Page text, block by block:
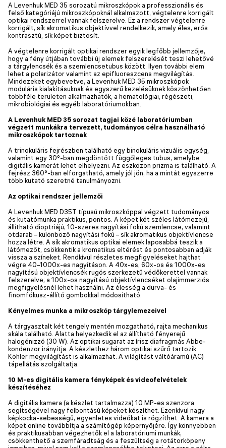
A Levenhuk MED 35 sorozatú mikroszkópok a professzionális és
felső kategóriájú mikroszkópoknál alkalmazott, végtelenre korrigált
optikai rendszerrel vannak felszerelve. Ez a rendszer végtelenre
korrigált, sík akromatikus objektívvel rendelkezik, amely éles, erős
kontrasztú, sík képet biztosít.
A végtelenre korrigált optikai rendszer egyik legfőbb jellemzője,
hogy a fény útjában további új elemek felszerelését teszi lehetővé
a tárgylencsék és a szemlencsetubus között. Ilyen további elem
lehet a polarizátor valamint az epifluoreszcens megvilágítás.
Mindezeket egybevetve, a Levenhuk MED 35 mikroszkópok
moduláris kialakításuknak és egyszerű kezelésüknek köszönhetően
többféle területen alkalmazhatók, a hematológiai, régészeti,
mikrobiológiai és egyéb laboratóriumokban.
A Levenhuk MED 35 sorozat tagjai közé laboratóriumban
végzett munkákra tervezett, tudományos célra használható
mikroszkópok tartoznak
A trinokuláris fejrészben található egy binokuláris vizuális egység,
valamint egy 30°-ban megdöntött függőleges tubus, amelybe
digitális kamerát lehet elhelyezni. Az eszközön prizma is található. A
fejrész 360°-ban elforgatható, amely jól jön, ha a mintát egyszerre
több kutató szeretné tanulmányozni.
Az optikai rendszer jellemzői
A Levenhuk MED D35T típusú mikroszkóppal végzett tudományos
és kutatómunka praktikus, pontos. A képet két széles látómezejű,
állítható dioptriájú, 10-szeres nagyítási fokú szemlencse, valamint
ötdarab – különböző nagyítási fokú – sík akromatikus objektívlencse
hozza létre. A sík akromatikus optikai elemek laposabbá teszik a
látómezőt, csökkentik a kromatikus eltérést és pontosabban adják
vissza a színeket. Rendkívül részletes megfigyeléseket hajthat
végre 40–1000x-es nagyításon. A 40x-es, 60x-os és 1000x-es
nagyítású objektívlencsék rugós szerkezetű védőkerettel vannak
felszerelve; a 100x-os nagyítású objektívlencséket olajimmerziós
megfigyelésnél lehet használni. Az élesség a durva- és
finomfókusz-állító gombokkal módosítható.
Kényelmes munka a mikroszkóp tárgylemezeivel
A tárgyasztalt két tengely mentén mozgatható, rajta mechanikus
skála található. Alatta helyezkedik el az állítható fényerejű
halogénizzó (30 W). Az optikai sugarat az írisz diafragmás Abbe-
kondenzor irányítja. A készlethez három optikai szűrő tartozik.
Köhler megvilágítást is alkalmazhat. A világítást váltóáramú (AC)
tápellátás szolgáltatja.
10 M-es digitális kamera fényképek és videofelvételek
készítéséhez
A digitális kamera (a készlet tartalmazza) 10 MP-es szenzora
segítségével nagy felbontású képeket készíthet. Ezenkívül nagy
képkocka-sebességű, egyenletes videókat is rögzíthet. A kamera a
képet online továbbítja a számítógép képernyőjére. Így könnyebben
és praktikusabban végezhetők el a laboratóriumi munkák,
csökkenthető a szemfáradtság és a feszültség a rotátorköpeny